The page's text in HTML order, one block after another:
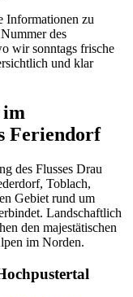
Informationen zu
des
wir sonntags frische
und klar
im
Feriendorf
des Flusses Drau
Toblach,
Gebiet rund um
Landschaftlich
den majestätischen
im Norden.